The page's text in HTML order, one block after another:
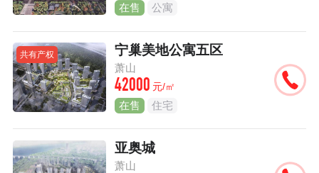
在售 公寓
共有产权 宁巢美地公寓五区
萧山
42000 元/㎡
在售 住宅
亚奥城
萧山